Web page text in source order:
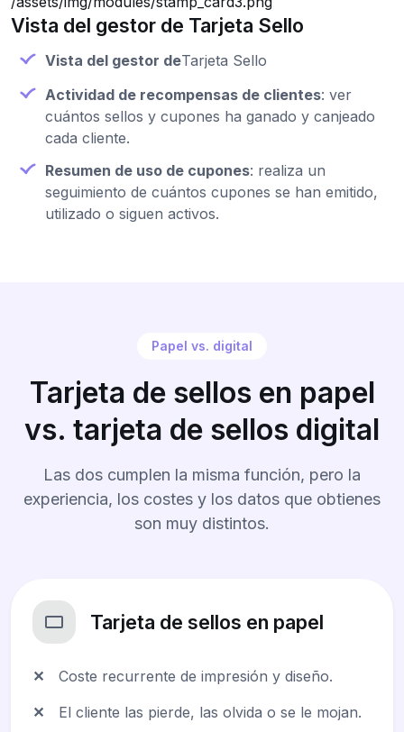
Vista del gestor de Tarjeta Sello
Vista del gestor deTarjeta Sello
Actividad de recompensas de clientes: ver
cuántos sellos y cupones ha ganado y canjeado
cada cliente.
Resumen de uso de cupones: realiza un
seguimiento de cuántos cupones se han emitido,
utilizado o siguen activos.
Papel vs. digital
Tarjeta de sellos en papel
vs. tarjeta de sellos digital
Las dos cumplen la misma función, pero la
experiencia, los costes y los datos que obtienes
son muy distintos.
Tarjeta de sellos en papel
✕
Coste recurrente de impresión y diseño.
✕
El cliente las pierde, las olvida o se le mojan.